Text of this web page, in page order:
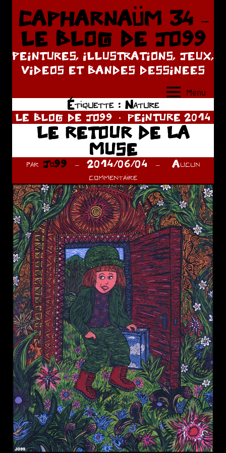
Aller
contenu
CAPHARNAÜM 34 –
LE BLOG DE JO99
PEINTURES, ILLUSTRATIONS, JEUX,
VIDEOS ET BANDES DESSINEES
Menu
Étiquette : Nature
LE BLOG DE JO99 PEINTURE 2014
LE RETOUR DE LA
MUSE
par Jo99 2014/06/04
Aucun
commentaire